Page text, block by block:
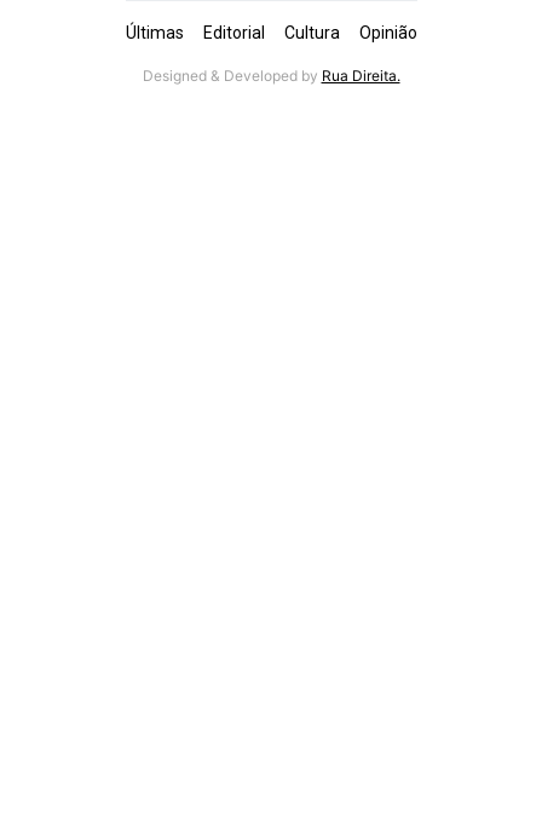
Últimas Editorial Cultura Opinião
Designed & Developed by Rua Direita.